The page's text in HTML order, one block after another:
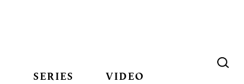
SERIES VIDEO